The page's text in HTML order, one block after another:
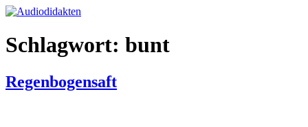
Zum
springen
Schlagwort: bunt
Regenbogensaft